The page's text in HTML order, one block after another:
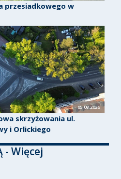
przesiadkowego w
05.08.2026
skrzyżowania ul.
i Orlickiego
- Więcej